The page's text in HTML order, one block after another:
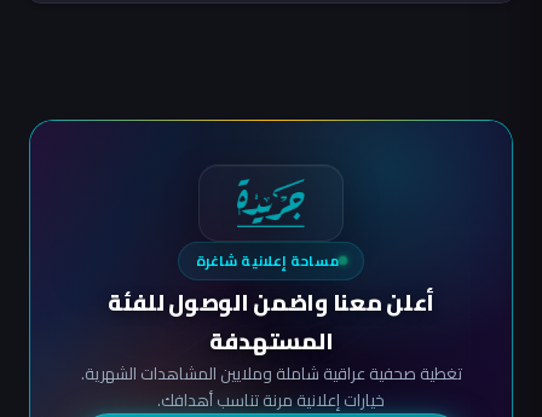
مساحة إعلانية شاغرة
أعلن معنا واضمن الوصول للفئة
المستهدفة
تغطية صحفية عراقية شاملة وملايين المشاهدات الشهرية.
خيارات إعلانية مرنة تناسب أهدافك.